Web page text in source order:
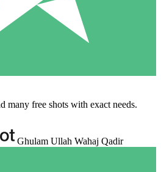
many free shots with exact needs.
Ghulam Ullah Wahaj Qadir